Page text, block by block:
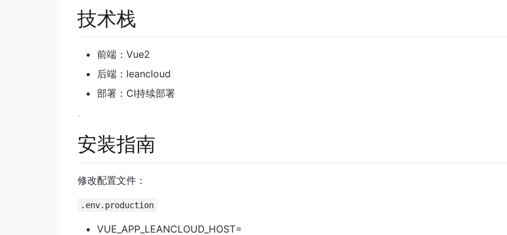
技术栈
前端：Vue2
后端：leancloud
部署：CI持续部署
安装指南
修改配置文件：
.env.production
VUE_APP_LEANCLOUD_HOST=